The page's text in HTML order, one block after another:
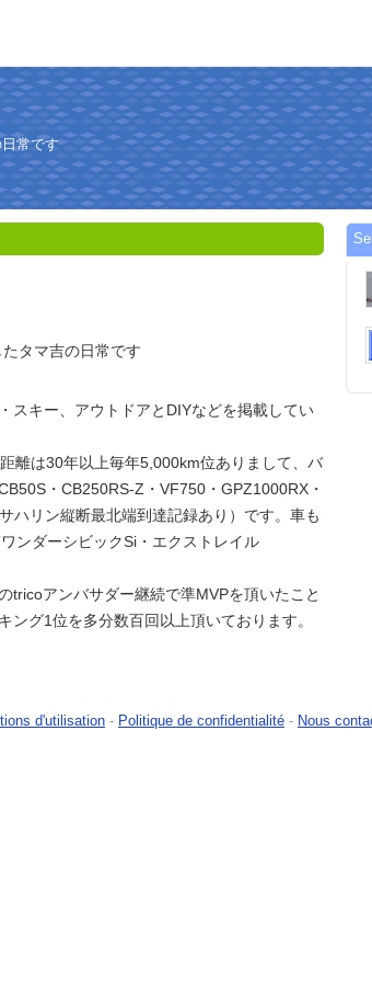
常です
タマ吉の日常です
スキー、アウトドアとDIYなどを掲載してい
離は30年以上毎年5,000km位ありまして、バ
・CB250RS-Z・VF750・GPZ1000RX・
ハリン縦断最北端到達記録あり）です。車も
ンダーシビックSi・エクストレイル
tricoアンバサダー継続で準MVPを頂いたこと
ング1位を多分数百回以上頂いております。
d'utilisation - Politique de confidentialité - Nous